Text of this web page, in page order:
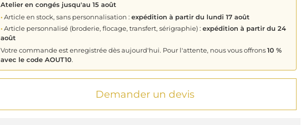
Atelier en congés jusqu'au 15 août
•Article en stock, sans personnalisation : expédition à partir du lundi 17 août
•Article personnalisé (broderie, flocage, transfert, sérigraphie) : expédition à partir du 24
août
Votre commande est enregistrée dès aujourd'hui. Pour l'attente, nous vous offrons10 %
avec le code AOUT10.
Demander un devis